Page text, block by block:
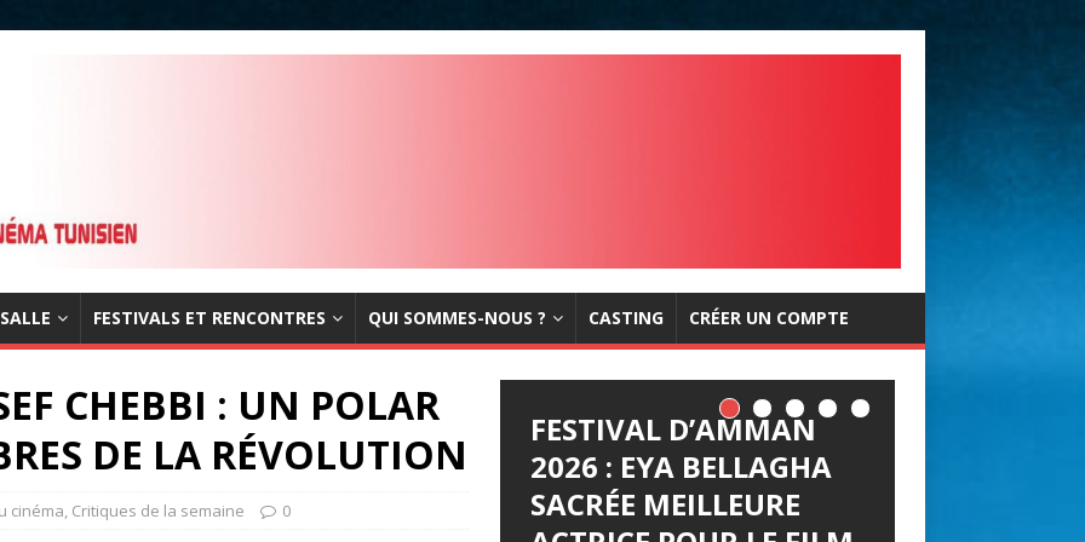
FESTIVALS ET RENCONTRES QUI SOMMES-NOUS ? CASTING CRÉER UN COMPTE
CHEBBI : UN POLAR
DE LA RÉVOLUTION
cinéma, Critiques de la semaine 0
FESTIVAL D’AMMAN
2026 : EYA BELLAGHA
SACRÉE MEILLEURE